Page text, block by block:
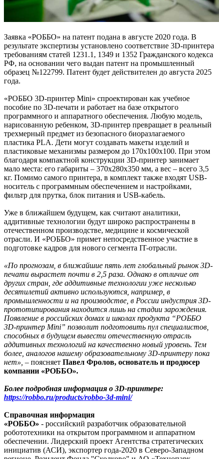
Заявка «РОББО» на патент подана в августе 2020 года. В
результате экспертизы установлено соответствие 3D-принтера
требованиям статей 1231.1, 1349 и 1352 Гражданского кодекса
РФ, на основании чего выдан патент на промышленный
образец №122799. Патент будет действителен до августа 2025
года.
«РОББО 3D-принтер Mini» спроектирован как учебное
пособие по 3D-печати и работает на базе открытого
программного и аппаратного обеспечения. Любую модель,
нарисованную ребенком, 3D-принтер превращает в реальный
трехмерный предмет из безопасного биоразлагаемого
пластика PLA. Дети могут создавать макеты изделий и
пластиковые механизмы размером до 170х100х100. При этом
благодаря компактной конструкции 3D-принтер занимает
мало места: его габариты – 370х280х350 мм, а вес – всего 3,5
кг. Помимо самого принтера, в комплект также входят USB-
носитель с программным обеспечением и настройками,
фильтр для прутка, блок питания и USB-кабель.
Уже в ближайшем будущем, как считают аналитики,
аддитивные технологии будут широко распространены в
отечественном производстве, медицине и космической
отрасли. И «РОББО» примет непосредственное участие в
подготовке кадров для нового сегмента IT-отрасли.
«По прогнозам, в ближайшие пять лет глобальный рынок 3D-
печати вырастет почти в 2,5 раза. Однако в отличие от
других стран, где аддитивные технологии уже несколько
десятилетий активно используются, например, в
промышленности и на производстве, в России индустрия 3D-
прототипирования находится лишь на стадии зарождения.
Появление в российских домах и школах продукта “РОББО
3D-принтер Mini” позволит подготовить пул специалистов,
способных в будущем вывести отечественную отрасль
аддитивных технологий на качественно новый уровень. Тем
более, аналогов нашему образовательному 3D-принтеру пока
нет», – поясняет Павел Фролов, основатель и продюсер
компании «РОББО».
Более подробная информация о 3D-принтере:
https://robbo.ru/products/robbo-3d-mini/
Справочная информация
«РОББО» - российский разработчик образовательной
робототехники на открытом программном и аппаратном
обеспечении. Лидерский проект Агентства стратегических
инициатив (АСИ), экспортер года-2020 в Северо-Западном